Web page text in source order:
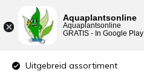
Uitgebreid assortiment
Aquaplantsonline
Aquaplantsonline
GRATIS - In Google Play